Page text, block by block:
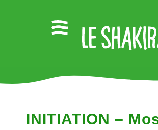
INITIATION –